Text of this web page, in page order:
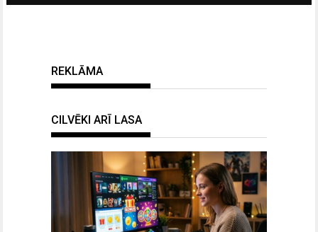
REKLĀMA
CILVĒKI ARĪ LASA